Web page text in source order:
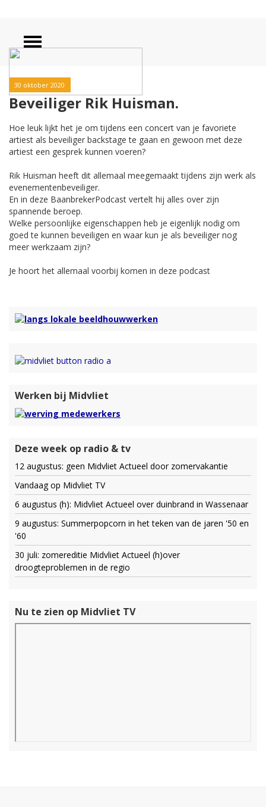
30 oktober 2020
Beveiliger Rik Huisman.
Hoe leuk lijkt het je om tijdens een concert van je favoriete
artiest als beveiliger backstage te gaan en gewoon met deze
artiest een gesprek kunnen voeren?
Rik Huisman heeft dit allemaal meegemaakt tijdens zijn werk als
evenementenbeveiliger.
En in deze BaanbrekerPodcast vertelt hij alles over zijn
spannende beroep.
Welke persoonlijke eigenschappen heb je eigenlijk nodig om
goed te kunnen beveiligen en waar kun je als beveiliger nog
meer werkzaam zijn?
Je hoort het allemaal voorbij komen in deze podcast
Werken bij Midvliet
Deze week op radio & tv
12 augustus: geen Midvliet Actueel door zomervakantie
Vandaag op Midvliet TV
6 augustus (h): Midvliet Actueel over duinbrand in Wassenaar
9 augustus: Summerpopcorn in het teken van de jaren '50 en
'60
30 juli: zomereditie Midvliet Actueel (h)over
droogteproblemen in de regio
Nu te zien op Midvliet TV